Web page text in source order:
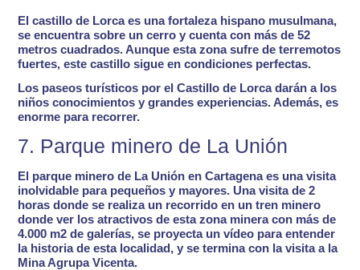
El castillo de Lorca es unafortaleza hispano musulmana,
se encuentra sobre un cerro y cuenta con más de 52
metros cuadrados. Aunque esta zona sufre de terremotos
fuertes, este castillo sigue en condiciones perfectas.
Los paseos turísticos por el Castillo de Lorca darán a los
niños conocimientos y grandes experiencias. Además, es
enorme para recorrer.
7. Parque minero de La Unión
El parque minero de La Unión en Cartagena es una visita
inolvidable para pequeños y mayores. Unavisita de 2
horas donde se realiza un recorrido en un tren minero
donde ver los atractivos de esta zona minera con más de
4.000 m2 de galerías, se proyecta un vídeo para entender
la historia de esta localidad, y se termina con lavisita a la
Mina Agrupa Vicenta.